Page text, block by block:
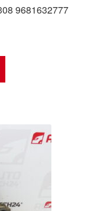
9681632777